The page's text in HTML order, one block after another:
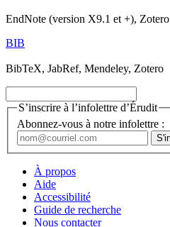
EndNote (version X9.1 et +), Zotero
BIB
BibTeX, JabRef, Mendeley, Zotero
S’inscrire à l’infolettre d’Érudit
Abonnez-vous à notre infolettre :
À propos
Aide
Accessibilité
Guide de recherche
Nous contacter